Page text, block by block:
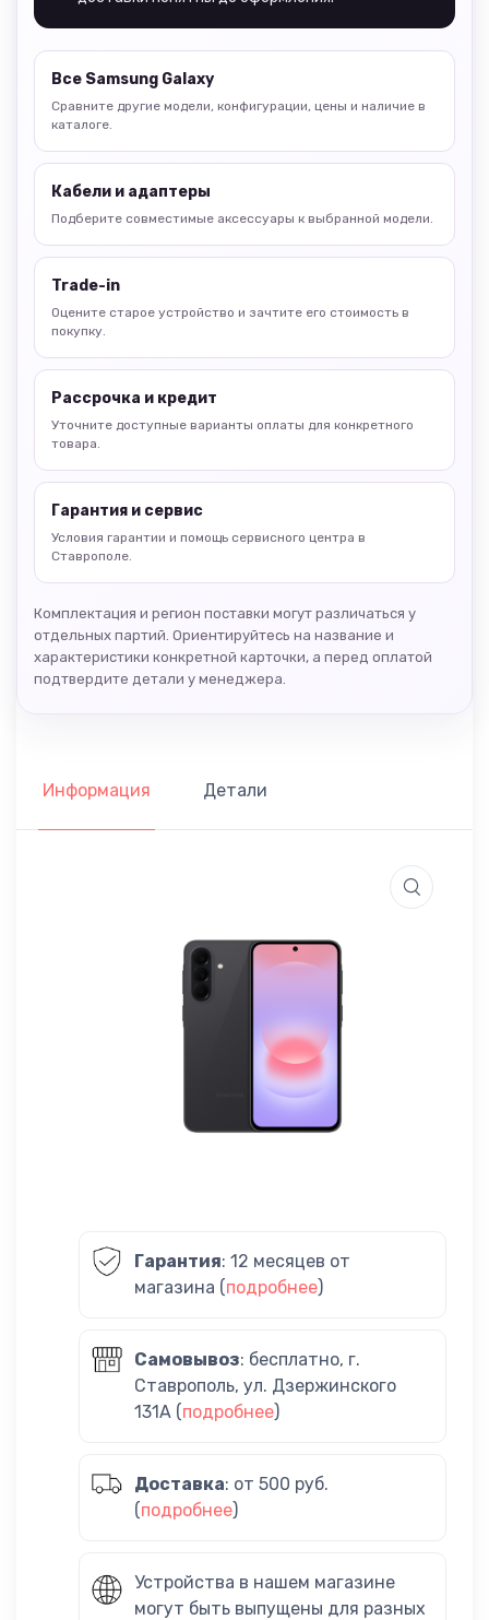
Все Samsung Galaxy
Сравните другие модели, конфигурации, цены и наличие в
каталоге.
Кабели и адаптеры
Подберите совместимые аксессуары к выбранной модели.
Trade-in
Оцените старое устройство и зачтите его стоимость в
покупку.
Рассрочка и кредит
Уточните доступные варианты оплаты для конкретного
товара.
Гарантия и сервис
Условия гарантии и помощь сервисного центра в
Ставрополе.
Комплектация и регион поставки могут различаться у
отдельных партий. Ориентируйтесь на название и
характеристики конкретной карточки, а перед оплатой
подтвердите детали у менеджера.
Информация Детали
Гарантия: 12 месяцев от
магазина (подробнее)
Самовывоз: бесплатно, г.
Ставрополь, ул. Дзержинского
131А (подробнее)
Доставка: от 500 руб.
(подробнее)
Устройства в нашем магазине
могут быть выпущены для разных